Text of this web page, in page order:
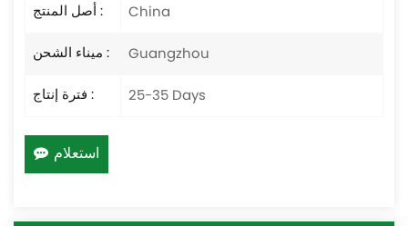
أصل المنتج :
China
ميناء الشحن :
Guangzhou
فترة إنتاج :
25-35 Days
استعلام